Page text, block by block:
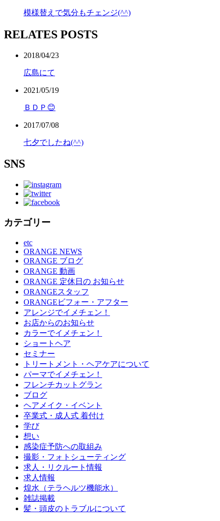
模様替えで気分もチェンジ(^^)
RELATES POSTS
2018/04/23
広島にて
2021/05/19
ＢＤＰ😊
2017/07/08
七夕でしたね(^^)
SNS
カテゴリー
etc
ORANGE NEWS
ORANGE ブログ
ORANGE 動画
ORANGE 定休日の お知らせ
ORANGEスタッフ
ORANGEビフォー・アフター
アレンジでイメチェン！
お店からのお知らせ
カラーでイメチェン！
ショートヘア
セミナー
トリートメント・ヘアケアについて
パーマでイメチェン！
フレンチカットグラン
ブログ
ヘアメイク・イベント
卒業式・成人式 着付け
学び
想い
感染症予防への取組み
撮影・フォトシューティング
求人・リクルート情報
求人情報
煌水（テラヘルツ機能水）
雑誌掲載
髪・頭皮のトラブルについて